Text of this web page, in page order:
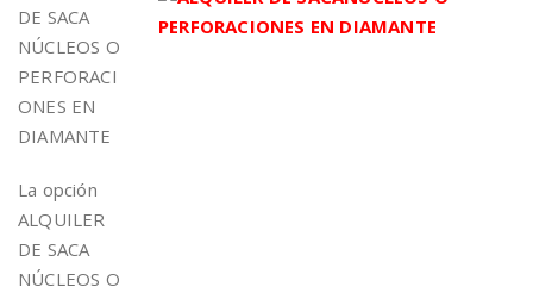
DE SACA
NÚCLEOS O
PERFORACI
ONES EN
DIAMANTE
La opción
ALQUILER
DE SACA
NÚCLEOS O